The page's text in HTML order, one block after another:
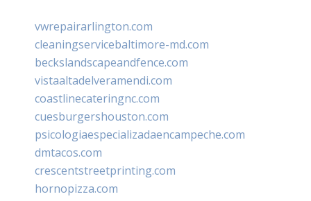
vwrepairarlington.com
cleaningservicebaltimore-md.com
beckslandscapeandfence.com
vistaaltadelveramendi.com
coastlinecateringnc.com
cuesburgershouston.com
psicologiaespecializadaencampeche.com
dmtacos.com
crescentstreetprinting.com
hornopizza.com